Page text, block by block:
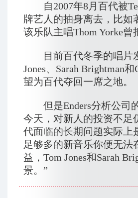
自2007年8月百代被
牌艺人的抽身离去，比如
该乐队主唱Thom Yorke
目前百代冬季的唱片
Jones、Sarah Brightman
望为百代夺回一席之地。
但是Enders分析公司的
今天，对新人的投资不足
代面临的长期问题实际上
足够多的新音乐你便无法
益，Tom Jones和Sarah
景。”